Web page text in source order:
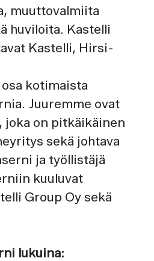
muuttovalmiita
huviloita. Kastelli
Kastelli, Hirsi-
kotimaista
Juuremme ovat
joka on pitkäikäinen
sekä johtava
ja työllistäjä
kuuluvat
Group Oy sekä
lukuina: